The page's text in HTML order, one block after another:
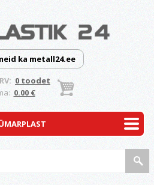
ka metall24.ee
0 toodet
0.00 €